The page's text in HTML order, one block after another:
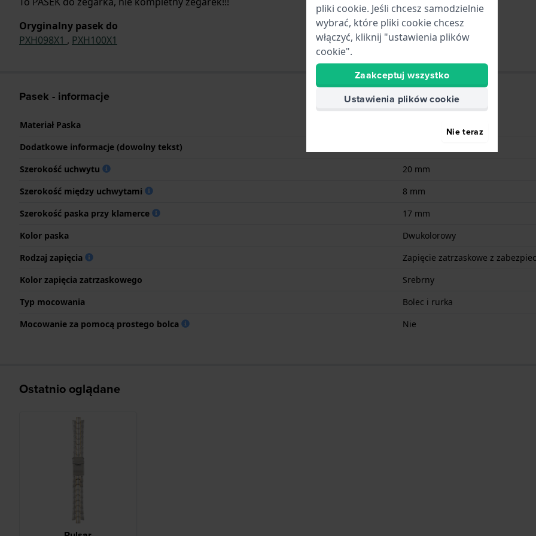
Oryginalny pasek do
PXH098X1 , PXH100X1
Pasek - informacje
Materiał Paska
Dodatkowe informacje (dowolny tekst)
Szerokość uchwytu
20 mm
Szerokość między uchwytami
8 mm
Szerokość paska przy klamerce
17 mm
Kolor paska
Dwukolorowy
Rodzaj zapięcia
Zapięcie zatrzaskowe z
Kolor zapięcia zatrzaskowego
Srebrny
Typ mocowania
Bolec i rurka
Mocowanie za pomocą prostego bolca
Nie
Ostatnio oglądane
pliki cookie. Jeśli chcesz samodzielnie
wybrać, które pliki cookie chcesz
włączyć, kliknij "ustawienia plików
cookie".
Zaakceptuj wszystko
Ustawienia plików cookie
Nie teraz